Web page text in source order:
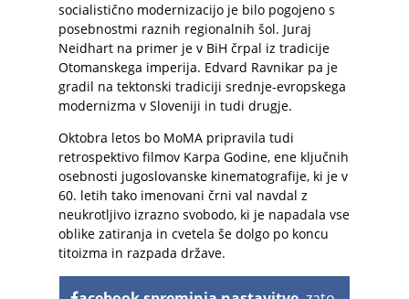
socialistično modernizacijo je bilo pogojeno s
posebnostmi raznih regionalnih šol. Juraj
Neidhart na primer je v BiH črpal iz tradicije
Otomanskega imperija. Edvard Ravnikar pa je
gradil na tektonski tradiciji srednje-evropskega
modernizma v Sloveniji in tudi drugje.
Oktobra letos bo MoMA pripravila tudi
retrospektivo filmov Karpa Godine, ene ključnih
osebnosti jugoslovanske kinematografije, ki je v
60. letih tako imenovani črni val navdal z
neukrotljivo izrazno svobodo, ki je napadala vse
oblike zatiranja in cvetela še dolgo po koncu
titoizma in razpada države.